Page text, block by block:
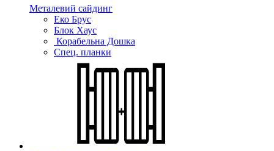
Металевий сайдинг
Еко Брус
Блок Хаус
Корабельна Дошка
Спец. планки